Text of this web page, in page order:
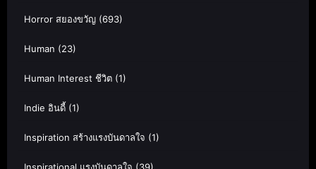
Horror สยองขวัญ (693)
Human (23)
Human Interest ชีวิต (1)
Indie อินดี้ (1)
Inspiration สร้างแรงบันดาลใจ (1)